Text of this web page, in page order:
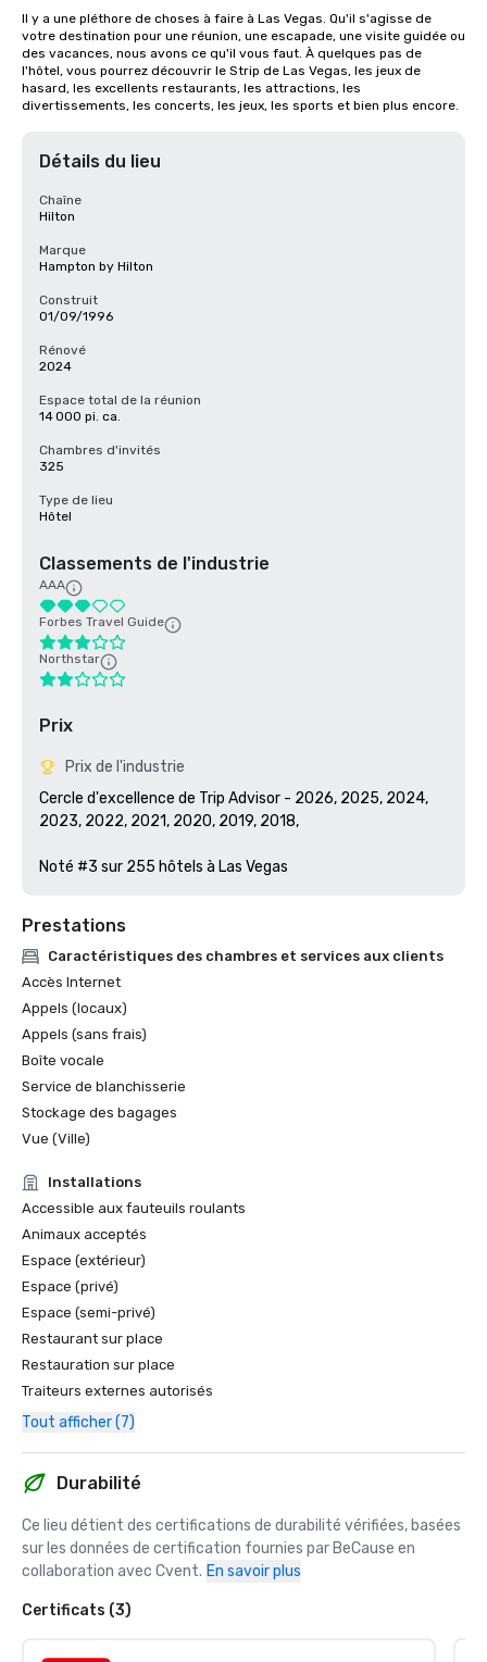
Il y a une pléthore de choses à faire à Las Vegas. Qu'il s'agisse de
votre destination pour une réunion, une escapade, une visite guidée ou
des vacances, nous avons ce qu'il vous faut. À quelques pas de
l'hôtel, vous pourrez découvrir le Strip de Las Vegas, les jeux de
hasard, les excellents restaurants, les attractions, les
divertissements, les concerts, les jeux, les sports et bien plus encore.
Détails du lieu
Chaîne
Hilton
Marque
Hampton by Hilton
Construit
01/09/1996
Rénové
2024
Espace total de la réunion
14 000 pi. ca.
Chambres d'invités
325
Type de lieu
Hôtel
Classements de l'industrie
AAA
Forbes Travel Guide
Northstar
Prix
Prix de l'industrie
Cercle d'excellence de Trip Advisor - 2026, 2025, 2024,
2023, 2022, 2021, 2020, 2019, 2018,
Noté #3 sur 255 hôtels à Las Vegas
Prestations
Caractéristiques des chambres et services aux clients
Accès Internet
Appels (locaux)
Appels (sans frais)
Boîte vocale
Service de blanchisserie
Stockage des bagages
Vue (Ville)
Installations
Accessible aux fauteuils roulants
Animaux acceptés
Espace (extérieur)
Espace (privé)
Espace (semi-privé)
Restaurant sur place
Restauration sur place
Traiteurs externes autorisés
Tout afficher (7)
Durabilité
Ce lieu détient des certifications de durabilité vérifiées, basées
sur les données de certification fournies par BeCause en
collaboration avec Cvent. En savoir plus
Certificats (3)